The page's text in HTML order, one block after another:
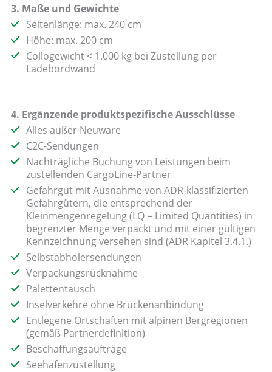
3. Maße und Gewichte
Seitenlänge: max. 240 cm
Höhe: max. 200 cm
Collogewicht < 1.000 kg bei Zustellung per
Ladebordwand
4. Ergänzende produktspezifische Ausschlüsse
Alles außer Neuware
C2C-Sendungen
Nachträgliche Buchung von Leistungen beim
zustellenden CargoLine-Partner
Gefahrgut mit Ausnahme von ADR-klassifizierten
Gefahrgütern, die entsprechend der
Kleinmengenregelung (LQ = Limited Quantities) in
begrenzter Menge verpackt und mit einer gültigen
Kennzeichnung versehen sind (ADR Kapitel 3.4.1.)
Selbstabholersendungen
Verpackungsrücknahme
Palettentausch
Inselverkehre ohne Brückenanbindung
Entlegene Ortschaften mit alpinen Bergregionen
(gemäß Partnerdefinition)
Beschaffungsaufträge
Seehafenzustellung